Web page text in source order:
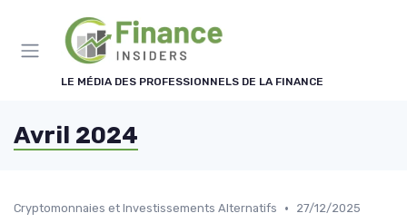
LE MÉDIA DES PROFESSIONNELS DE LA FINANCE
Avril 2024
Cryptomonnaies et Investissements Alternatifs •
27/12/2025